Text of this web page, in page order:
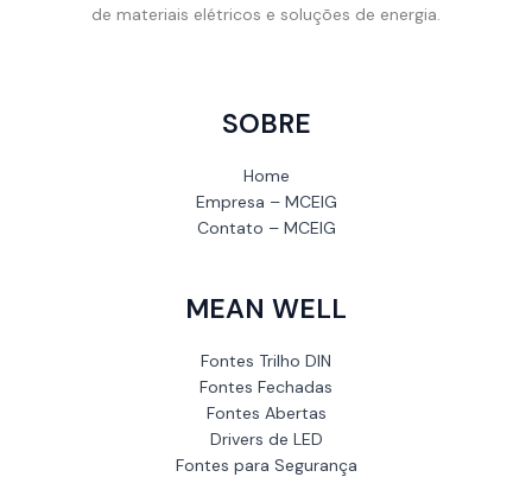
de materiais elétricos e soluções de energia.
SOBRE
Home
Empresa – MCEIG
Contato – MCEIG
MEAN WELL
Fontes Trilho DIN
Fontes Fechadas
Fontes Abertas
Drivers de LED
Fontes para Segurança